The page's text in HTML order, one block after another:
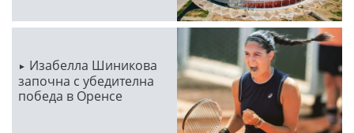
Изабелла Шиникова
започна с убедителна
победа в Оренсе